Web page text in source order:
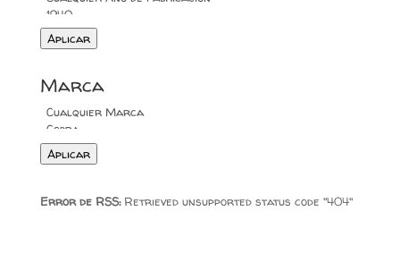
Aplicar
Marca
Aplicar
Error de RSS:Retrieved unsupported status code "404"